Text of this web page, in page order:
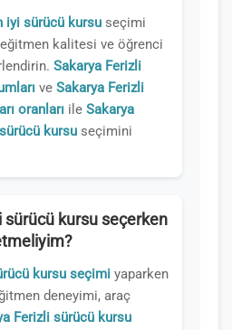
iyi sürücü kursu seçimi
eğitmen kalitesi ve öğrenci
Sakarya Ferizli
ve Sakarya Ferizli
oranları ile Sakarya
kursu seçimini
sürücü kursu seçerken
kursu seçimi yaparken
deneyimi, araç
Ferizli sürücü kursu